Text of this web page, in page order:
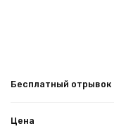
Бесплатный отрывок
Цена